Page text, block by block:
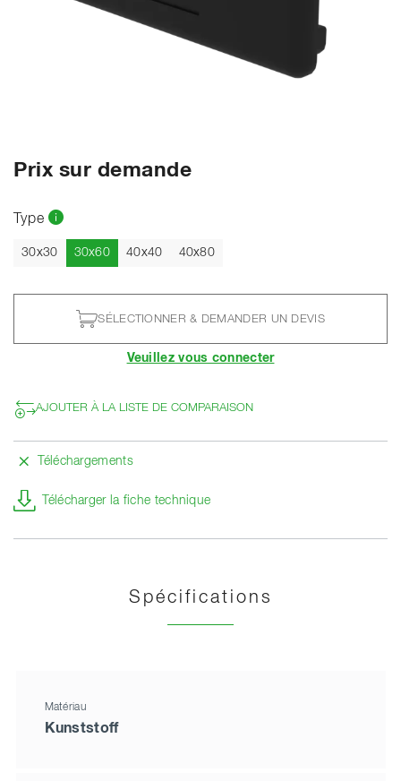
Prix sur demande
Type
30x30 30x60Actuel40x40 40x80
SÉLECTIONNER & DEMANDER UN DEVIS
Veuillez vous connecter
AJOUTER À LA LISTE DE COMPARAISON
Téléchargements
Télécharger la fiche technique
Spécifications
Matériau
Kunststoff